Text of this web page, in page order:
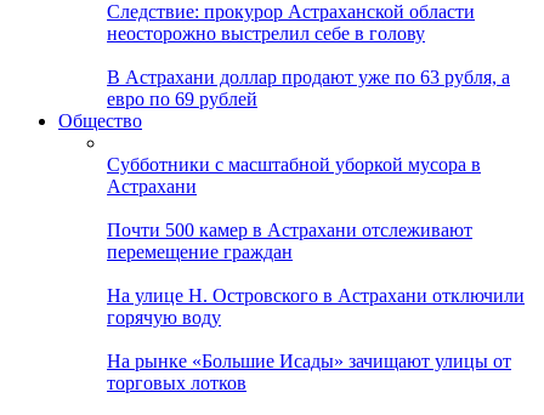
Следствие: прокурор Астраханской области
неосторожно выстрелил себе в голову
В Астрахани доллар продают уже по 63 рубля, а
евро по 69 рублей
Общество
Субботники с масштабной уборкой мусора в
Астрахани
Почти 500 камер в Астрахани отслеживают
перемещение граждан
На улице Н. Островского в Астрахани отключили
горячую воду
На рынке «Большие Исады» зачищают улицы от
торговых лотков